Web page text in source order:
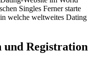
Singles Ferner starte
welche weltweites Dating
Registration